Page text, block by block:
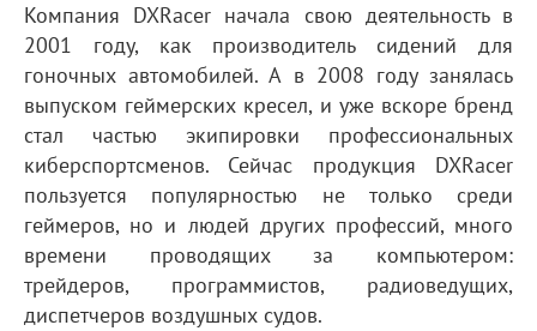
Компания DXRacer начала свою деятельность в
2001 году, как производитель сидений для
гоночных автомобилей. А в 2008 году занялась
выпуском геймерских кресел, и уже вскоре бренд
стал частью экипировки профессиональных
киберспортсменов. Сейчас продукция DXRacer
пользуется популярностью не только среди
геймеров, но и людей других профессий, много
времени проводящих за компьютером:
трейдеров, программистов, радиоведущих,
диспетчеров воздушных судов.